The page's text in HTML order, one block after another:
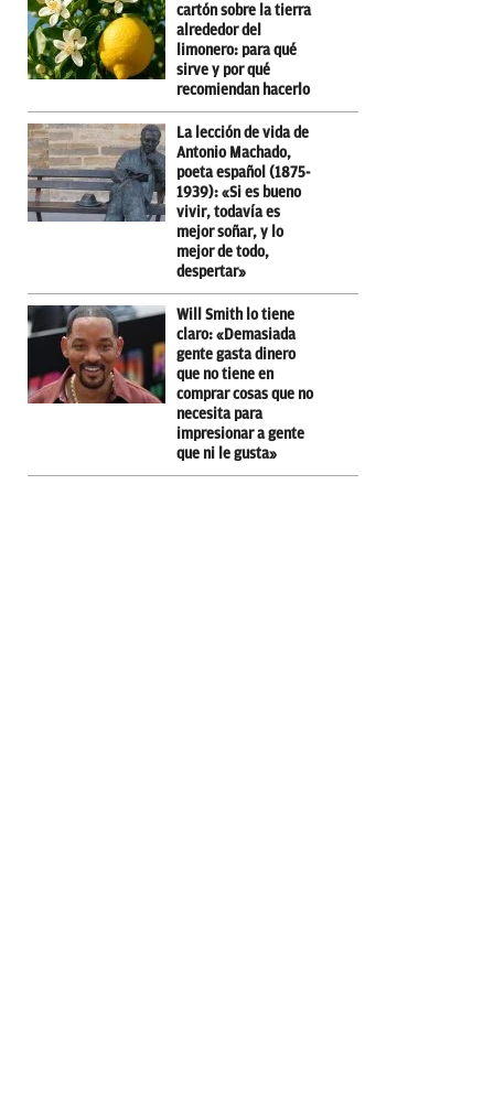
cartón sobre la tierra
alrededor del
limonero: para qué
sirve y por qué
recomiendan hacerlo
La lección de vida de
Antonio Machado,
poeta español (1875-
1939): «Si es bueno
vivir, todavía es
mejor soñar, y lo
mejor de todo,
despertar»
Will Smith lo tiene
claro: «Demasiada
gente gasta dinero
que no tiene en
comprar cosas que no
necesita para
impresionar a gente
que ni le gusta»